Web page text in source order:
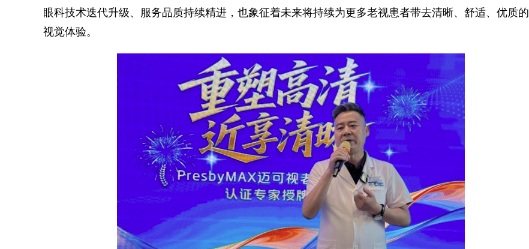
眼科技术迭代升级、服务品质持续精进，也象征着未来将持续为更多老视患者带去清晰、舒适、优质的
视觉体验。